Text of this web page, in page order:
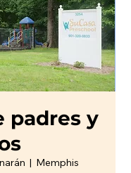
padres y
  |
Memphis